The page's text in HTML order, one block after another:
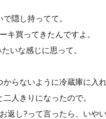
隠し持ってて。
キ買ってきたんですよ。
いな感じに思って。
らないように冷蔵庫に入
人きりになったので。
返し?って言ったら、いや